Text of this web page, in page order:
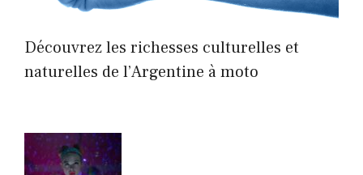
Découvrez les richesses culturelles et
naturelles de l’Argentine à moto